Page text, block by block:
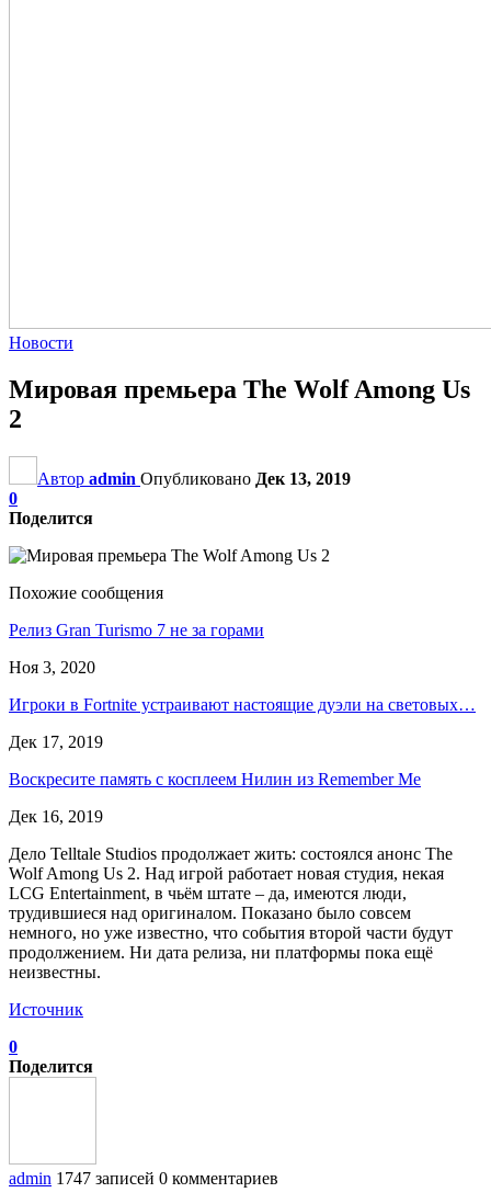
Новости
Мировая премьера The Wolf Among Us
2
Автор admin Опубликовано Дек 13, 2019
0
Поделится
Похожие сообщения
Релиз Gran Turismo 7 не за горами
Ноя 3, 2020
Игроки в Fortnite устраивают настоящие дуэли на световых…
Дек 17, 2019
Воскресите память с косплеем Нилин из Remember Me
Дек 16, 2019
Дело Telltale Studios продолжает жить: состоялся анонс The
Wolf Among Us 2. Над игрой работает новая студия, некая
LCG Entertainment, в чьём штате – да, имеются люди,
трудившиеся над оригиналом. Показано было совсем
немного, но уже известно, что события второй части будут
продолжением. Ни дата релиза, ни платформы пока ещё
неизвестны.
Источник
0
Поделится
admin 1747 записей 0 комментариев